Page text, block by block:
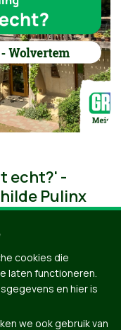
echt?' -
Pulinx
cookies die
laten functioneren.
en hier is
we ook gebruik van